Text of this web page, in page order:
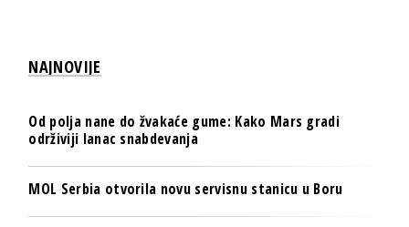
NAJNOVIJE
Od polja nane do žvakaće gume: Kako Mars gradi
održiviji lanac snabdevanja
MOL Serbia otvorila novu servisnu stanicu u Boru